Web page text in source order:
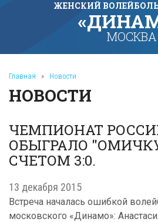
ЖЕНСКИЙ
МОСКВА
Главная » Новости
НОВОСТИ
ЧЕМПИОНАТ
ОБЫГРАЛО
СЧЕТОМ 3:0.
13 декабря 2015
Встреча началась ошибкой
московского «Динамо»: